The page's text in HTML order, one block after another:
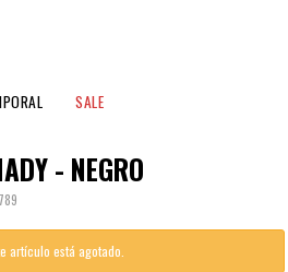
SALE
- NEGRO
artículo está agotado.